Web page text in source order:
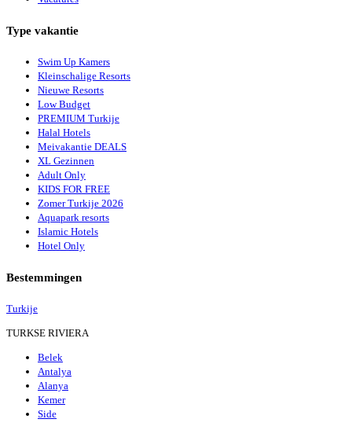
Type vakantie
Swim Up Kamers
Kleinschalige Resorts
Nieuwe Resorts
Low Budget
PREMIUM Turkije
Halal Hotels
Meivakantie DEALS
XL Gezinnen
Adult Only
KIDS FOR FREE
Zomer Turkije 2026
Aquapark resorts
Islamic Hotels
Hotel Only
Bestemmingen
Turkije
TURKSE RIVIERA
Belek
Antalya
Alanya
Kemer
Side